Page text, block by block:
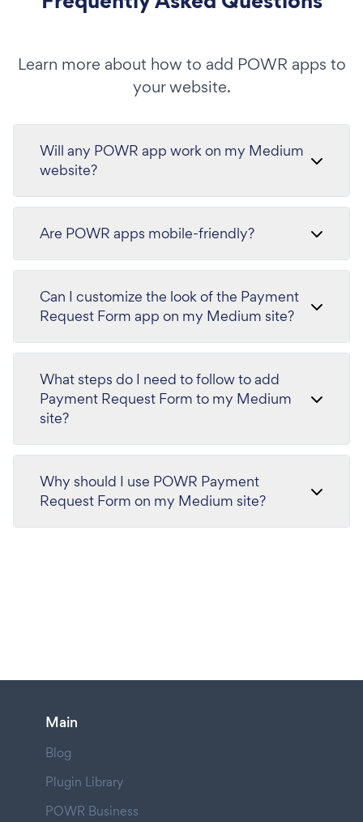
Learn more about how to add POWR apps to
your website.
Will any POWR app work on my Medium
website?
Are POWR apps mobile-friendly?
Can I customize the look of the Payment
Request Form app on my Medium site?
What steps do I need to follow to add
Payment Request Form to my Medium
site?
Why should I use POWR Payment
Request Form on my Medium site?
Main
Blog
Plugin Library
POWR Business